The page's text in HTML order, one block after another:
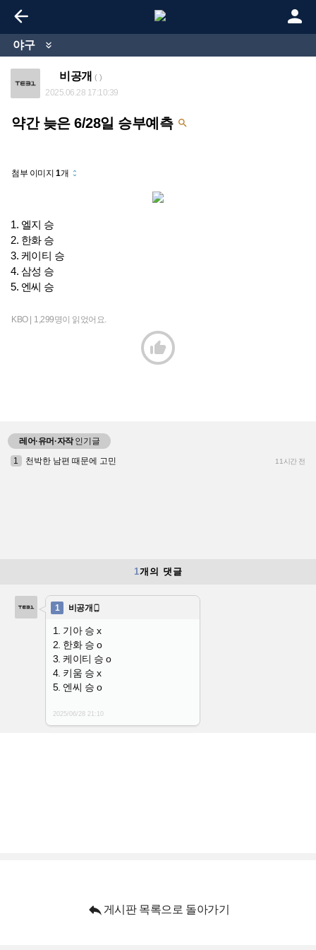
 
야구 
비공개 ( )
2025.06.28 17:10:39
약간 늦은 6/28일 승부예측 
첨부 이미지1개 unfold_more
1. 엘지 승
2. 한화 승
3. 케이티 승
4. 삼성 승
5. 엔씨 승
KBO | 1,299명이 읽었어요.

레어·유머·자작인기글
1
천박한 남편 때문에 고민 11시간 전
1개의 댓글
1 비공개 
1. 기아 승 x
2. 한화 승 o
3. 케이티 승 o
4. 키움 승 x
5. 엔씨 승 o
2025/06/28 21:10
 게시판 목록으로 돌아가기